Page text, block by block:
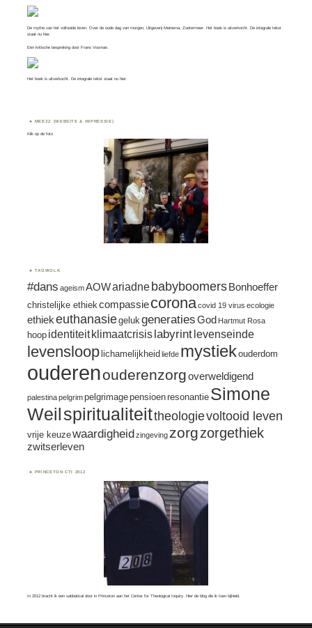
De mythe van het voltooide leven. Over de oude dag van morgen, Uitgeverij Meinema, Zoetermeer. Het boek is uitverkocht. De integrale tekst
staat nuhier
Een kritische bespreking doorFrans Vosman
Het boek is uitverkocht. De integrale tekst staat nuhier.
MEEZZ (WEBSITE & IMPRESSIE)
Klik op de foto
TAGWOLK
#dans ageismAOWariadnebabyboomers Bonhoeffer
christelijke ethiek compassiecoronacovid 19 virus ecologie
ethiekeuthanasiegeluk generatiesGod Hartmut Rosa
hoop identiteit klimaatcrisislabyrint levenseinde
levensloop lichamelijkheid liefde mystiekouderdom
ouderenouderenzorgoverweldigend
palestinapelgrimpelgrimagepensioenresonantie Simone
Weilspiritualiteittheologievoltooid leven
vrije keuzewaardigheidzingeving zorgzorgethiek
zwitserleven
PRINCETON CTI 2012
In 2012 bracht ik een sabbatical door in Princeton aan het Center for Theological Inquiry.Hier de blog die ik toen bijhield.